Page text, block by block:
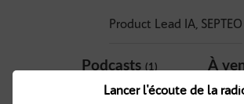
Product Lead IA, SEPTEO
Podcasts (1) À
Lancer l'écoute de la